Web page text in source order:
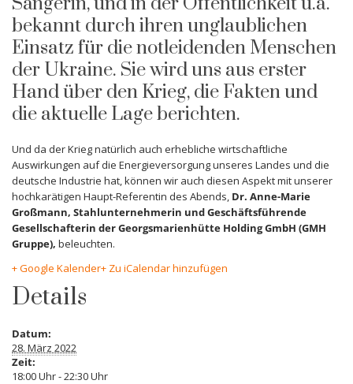
bekannt durch ihren unglaublichen
Einsatz für die notleidenden Menschen
der Ukraine. Sie wird uns aus erster
Hand über den Krieg, die Fakten und
die aktuelle Lage berichten.
Und da der Krieg natürlich auch erhebliche wirtschaftliche
Auswirkungen auf die Energieversorgung unseres Landes und die
deutsche Industrie hat, können wir auch diesen Aspekt mit unserer
hochkarätigen Haupt-Referentin des Abends, Dr. Anne-Marie
Großmann, Stahlunternehmerin und Geschäftsführende
Gesellschafterin der Georgsmarienhütte Holding GmbH (GMH
Gruppe), beleuchten.
+ Google Kalender+ Zu iCalendar hinzufügen
Details
Datum:
28. März 2022
Zeit:
18:00 Uhr - 22:30 Uhr